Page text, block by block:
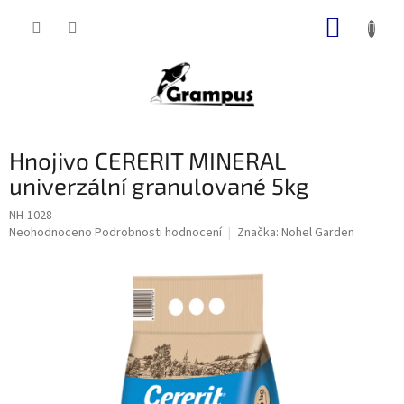
Hnojivo CERERIT MINERAL
univerzální granulované 5kg
NH-1028
Průměrné
Neohodnoceno Podrobnosti hodnocení Značka: Nohel Garden